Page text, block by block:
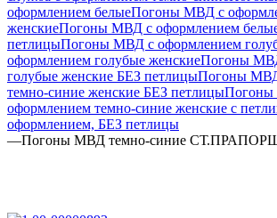
оформлением белыеПогоны МВД с
женскиеПогоны МВД с оформлением
петлицыПогоны МВД с оформлением
оформлением голубые женскиеПогоны
голубые женские БЕЗ петлицыПогоны
темно-синие женские БЕЗ петлицы
оформлением темно-синие женские с
оформлением, БЕЗ петлицы
—Погоны МВД темно-синие